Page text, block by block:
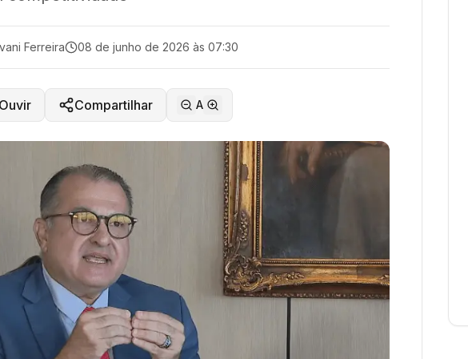
Ferreira 08 de junho de 2026 às 07:30
Compartilhar A